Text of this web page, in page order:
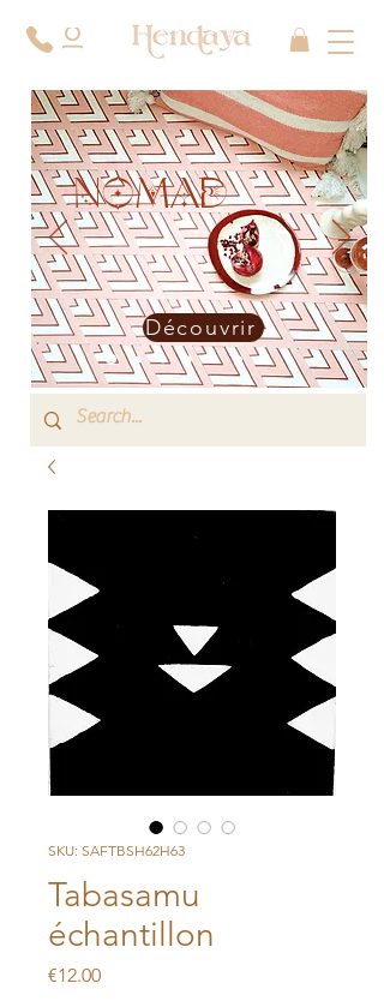
NOMAD
Découvrir
SKU: SAFTBSH62H63
Tabasamu
échantillon
€12.00Price